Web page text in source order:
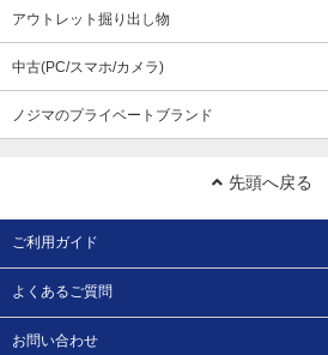
アウトレット掘り出し物
中古(PC/スマホ/カメラ)
ノジマのプライベートブランド
先頭へ戻る
ご利用ガイド
よくあるご質問
お問い合わせ